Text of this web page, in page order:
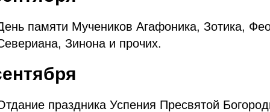
памяти Мучеников Агафоника, Зотика,
Зинона и прочих.
праздника Успения Пресвятой